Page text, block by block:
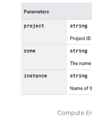
Compute